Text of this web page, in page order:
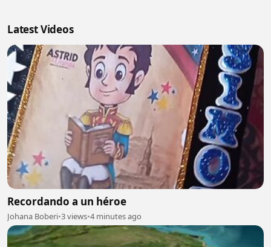
Latest Videos
Recordando a un héroe
Johana Boberi•3 views•4 minutes ago